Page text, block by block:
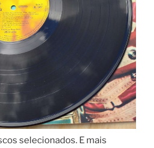
selecionados. E mais